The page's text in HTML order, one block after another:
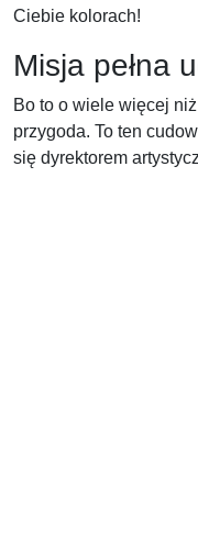
Ciebie kolorach!
Misja pełna
Bo to o wiele więcej
przygoda. To ten
się dyrektorem